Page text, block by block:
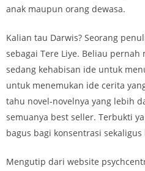
anak maupun orang dewasa.
Kalian tau Darwis? Seorang
sebagai Tere Liye. Beliau
sedang kehabisan ide untuk
untuk menemukan ide cerita
tahu novel-novelnya yang lebih
semuanya best seller. Terbukti
bagus bagi konsentrasi
Mengutip dari website